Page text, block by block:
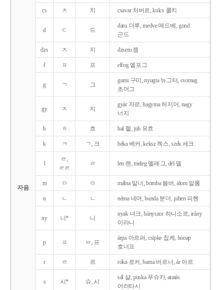
자음
cs ㅊ 치 csavar 처버르, kulcs 쿨치
d ㄷ 드
daru 더루, medve 메드베, gond
곤드
dzs ㅈ 지 dzsem 젬
f ㅍ 프 elfog 엘포그
g ㄱ 그
gumi 구미, nyugta 뉴그터, csomag
초머그
gy ㅈ 지
gyár 자르, hagyma 허지머, nagy
너지
h ㅎ 흐 hal 헐, juh 유흐
k ㅋ ㄱ, 크 béka 베커, keksz 켁스, szék 세크
l
ㄹ,
ㄹㄹ
ㄹ len 렌, meleg 멜레그, dél 델
m ㅁ ㅁ málna 말너, bomba 봄버, álom 알롬
n ㄴ ㄴ néma 네머, bunda 분더, pihen 피헨
ny 니* 니
nyak 녀크, hányszor 하니소르, irány
이라니
p ㅍ ㅂ, 프
árpa 아르퍼, csipke 칩케, hónap
호너프
r ㄹ 르 róka 로커, barna 버르너, ár 아르
s 시* 슈, 시
sál 샬, puska 푸슈카, aratás
어러타시